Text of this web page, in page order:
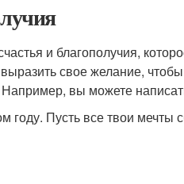
и благополучия,
свое желание, чтобы
вы можете
году. Пусть все твои